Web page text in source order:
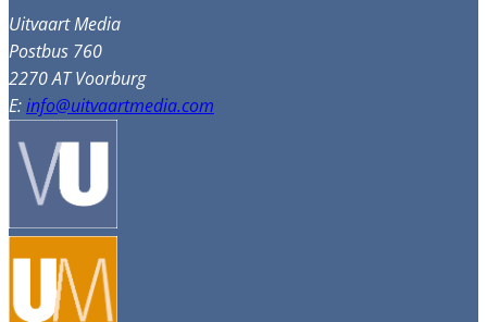
Uitvaart Media
Postbus 760
2270 AT Voorburg
E:info@uitvaartmedia.com